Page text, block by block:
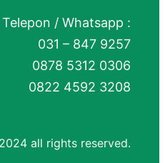
Telepon / Whatsapp :
031 – 847 9257
0878 5312 0306
0822 4592 3208
all rights reserved.